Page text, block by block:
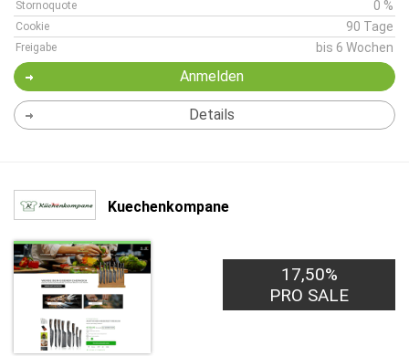
Stornoquote 0 %
Cookie 90 Tage
Freigabe bis 6 Wochen
Anmelden
Details
Kuechenkompane
17,50%
PRO SALE